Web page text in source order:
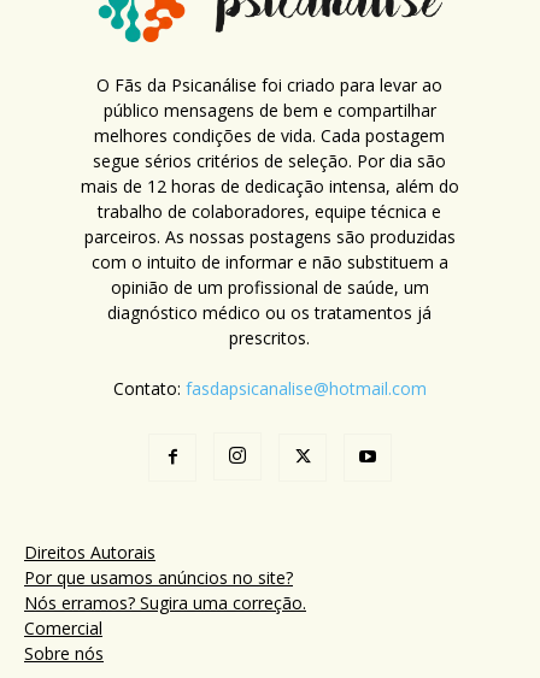
O Fãs da Psicanálise foi criado para levar ao
público mensagens de bem e compartilhar
melhores condições de vida. Cada postagem
segue sérios critérios de seleção. Por dia são
mais de 12 horas de dedicação intensa, além do
trabalho de colaboradores, equipe técnica e
parceiros. As nossas postagens são produzidas
com o intuito de informar e não substituem a
opinião de um profissional de saúde, um
diagnóstico médico ou os tratamentos já
prescritos.
Contato: fasdapsicanalise@hotmail.com
Direitos Autorais
Por que usamos anúncios no site?
Nós erramos? Sugira uma correção.
Comercial
Sobre nós